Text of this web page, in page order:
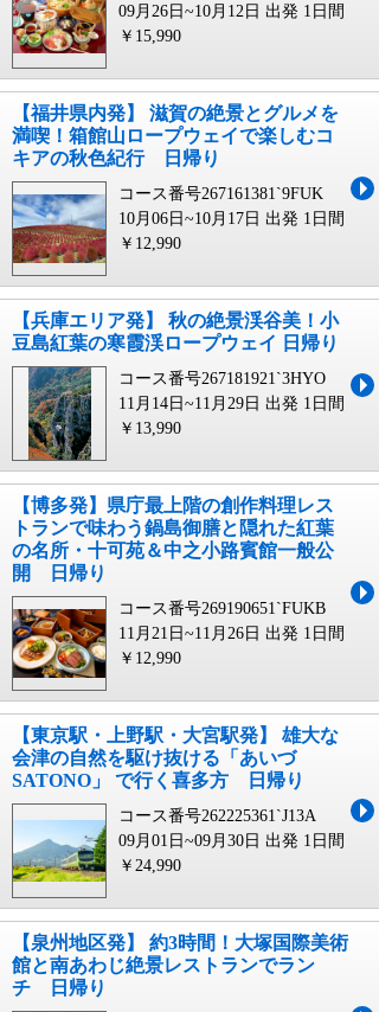
09月26日~10月12日 出発 1日間
￥15,990
【福井県内発】 滋賀の絶景とグルメを
満喫！箱館山ロープウェイで楽しむコ
キアの秋色紀行 日帰り
コース番号267161381`9FUK
10月06日~10月17日 出発 1日間
￥12,990
【兵庫エリア発】 秋の絶景渓谷美！小
豆島紅葉の寒霞渓ロープウェイ 日帰り
コース番号267181921`3HYO
11月14日~11月29日 出発 1日間
￥13,990
【博多発】県庁最上階の創作料理レス
トランで味わう鍋島御膳と隠れた紅葉
の名所・十可苑＆中之小路賓館一般公
開 日帰り
コース番号269190651`FUKB
11月21日~11月26日 出発 1日間
￥12,990
【東京駅・上野駅・大宮駅発】 雄大な
会津の自然を駆け抜ける「あいづ
SATONO」 で行く喜多方 日帰り
コース番号262225361`J13A
09月01日~09月30日 出発 1日間
￥24,990
【泉州地区発】 約3時間！大塚国際美術
館と南あわじ絶景レストランでラン
チ 日帰り